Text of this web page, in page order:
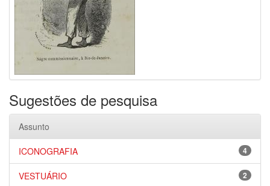
Sugestões de pesquisa
Assunto
4
ICONOGRAFIA
2
VESTUÁRIO